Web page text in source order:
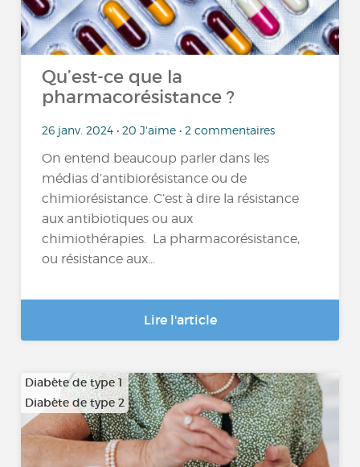
Qu’est-ce que la
pharmacorésistance ?
26 janv. 2024 • 20 J'aime • 2 commentaires
On entend beaucoup parler dans les
médias d’antibiorésistance ou de
chimiorésistance. C’est à dire la résistance
aux antibiotiques ou aux
chimiothérapies. La pharmacorésistance,
ou résistance aux...
Lire l'article
Diabète de type 1
Diabète de type 2